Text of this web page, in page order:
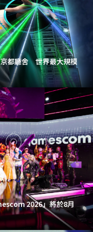
都廳舍 世界最大規模
2026」將於8月